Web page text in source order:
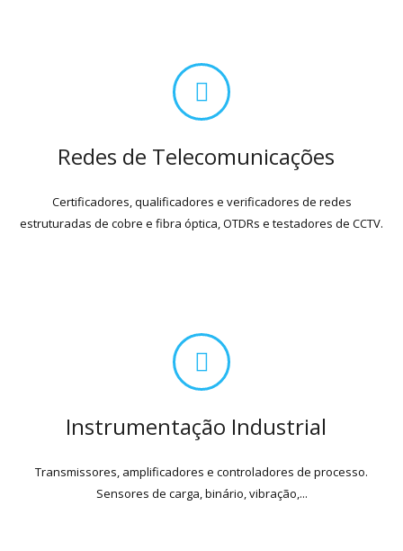
Redes de Telecomunicações
Certificadores, qualificadores e verificadores de redes
estruturadas de cobre e fibra óptica, OTDRs e testadores de CCTV.
Instrumentação Industrial
Transmissores, amplificadores e controladores de processo.
Sensores de carga, binário, vibração,...